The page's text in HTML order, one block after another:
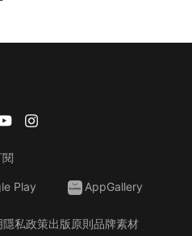
Play AppGallery
隱私政策出版原則品牌素材